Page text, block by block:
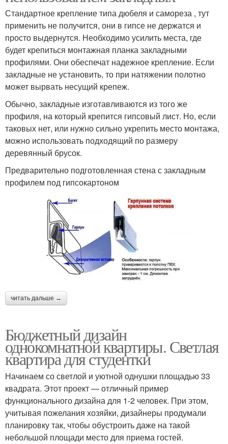
Стандартное крепление типа дюбеля и самореза , тут
применить не получится, они в гипсе не держатся и
просто выдернутся. Необходимо усилить места, где
будет крепиться монтажная планка закладными
профилями. Они обеспечат надежное крепление. Если
закладные не установить, то при натяжении полотно
может вырвать несущий крепеж.
Обычно, закладные изготавливаются из того же
профиля, на который крепится гипсовый лист. Но, если
таковых нет, или нужно сильно укрепить место монтажа,
можно использовать подходящий по размеру
деревянный брусок.
Предварительно подготовленная стена с закладным
профилем под гипсокартоном
читать дальше →
Бюджетный дизайн
однокомнатной квартиры. Светлая
квартира для студентки
Начинаем со светлой и уютной однушки площадью 33
квадрата. Этот проект — отличный пример
функционального дизайна для 1-2 человек. При этом,
учитывая пожелания хозяйки, дизайнеры продумали
планировку так, чтобы обустроить даже на такой
небольшой площади место для приема гостей.